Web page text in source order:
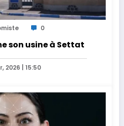
0
son usine à Settat
2026 | 15:50